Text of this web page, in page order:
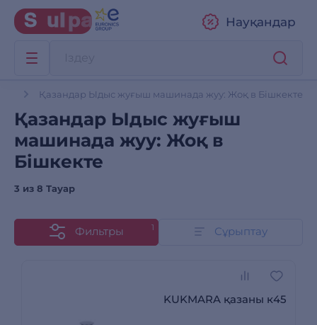
Науқандар
Қазандар Ыдыс жуғыш машинада жуу: Жоқ в Бішкекте
Қазандар Ыдыс жуғыш
машинада жуу: Жоқ в
Бішкекте
3 из 8 Тауар
Фильтры 1 Сұрыптау
KUKMARA қазаны к45